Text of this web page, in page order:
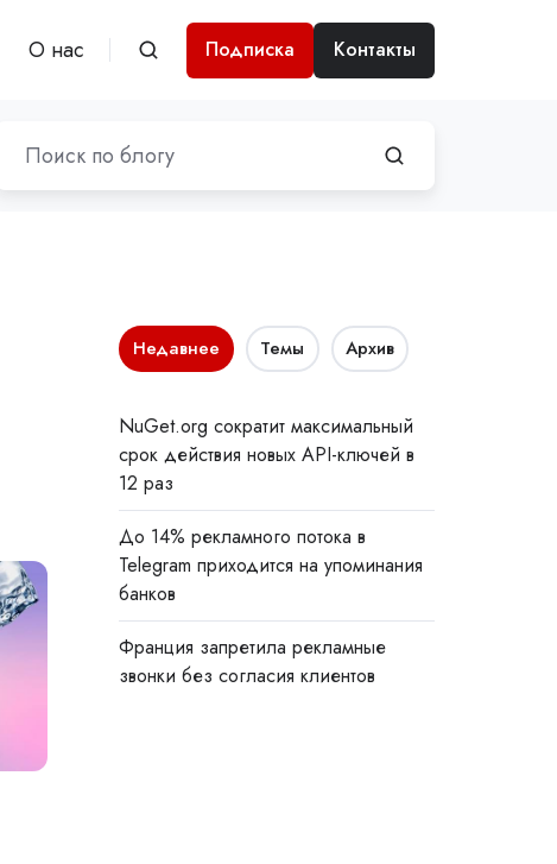
О нас Подписка Контакты
Недавнее Темы Архив
NuGet.org сократит максимальный
срок действия новых API-ключей в
12 раз
До 14% рекламного потока в
Telegram приходится на упоминания
банков
Франция запретила рекламные
звонки без согласия клиентов